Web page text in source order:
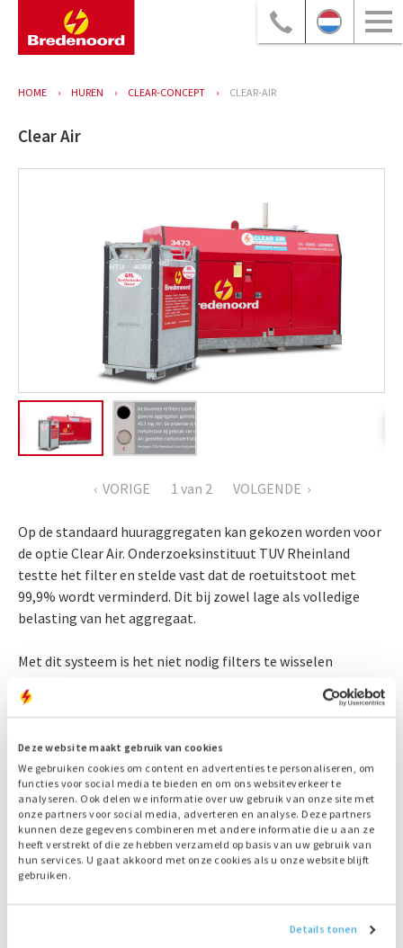
Deze website maakt gebruik van cookies
We gebruiken cookies om content en advertenties te personaliseren, om
functies voor social media te bieden en om ons websiteverkeer te
analyseren. Ook delen we informatie over uw gebruik van onze site met
onze partners voor social media, adverteren en analyse. Deze partners
kunnen deze gegevens combineren met andere informatie die u aan ze
heeft verstrekt of die ze hebben verzameld op basis van uw gebruik van
hun services. U gaat akkoord met onze cookies als u onze website blijft
gebruiken.
Details tonen
HOME HUREN CLEAR-CONCEPT CLEAR-AIR
Clear Air
VORIGE 1 van 2 VOLGENDE
Op de standaard huuraggregaten kan gekozen worden voor
de optie Clear Air. Onderzoeksinstituut TUV Rheinland
testte het filter en stelde vast dat de roetuitstoot met
99,9% wordt verminderd. Dit bij zowel lage als volledige
belasting van het aggregaat.
Met dit systeem is het niet nodig filters te wisselen
zelfreinigend en dus gebruiksvriendelijk, de machine heeft
filterwissel nodig is.
De Clear Air roetfilter kan goed gecombineerd worden met
deGTL Dieseldie Bredenoord kan leveren. Dit levert op
grote projectschaal een significante verlaging van emissie
op.
BEL DIRECT: 055-018501